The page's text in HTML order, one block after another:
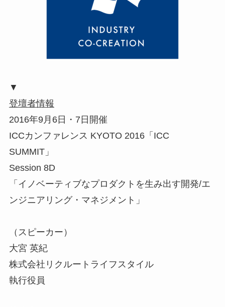
▼
登壇者情報
2016年9月6日・7日開催
ICCカンファレンス KYOTO 2016「ICC
SUMMIT」
Session 8D
「イノベーティブなプロダクトを生み出す開発/エ
ンジニアリング・マネジメント」
（スピーカー）
大宮 英紀
株式会社リクルートライフスタイル
執行役員